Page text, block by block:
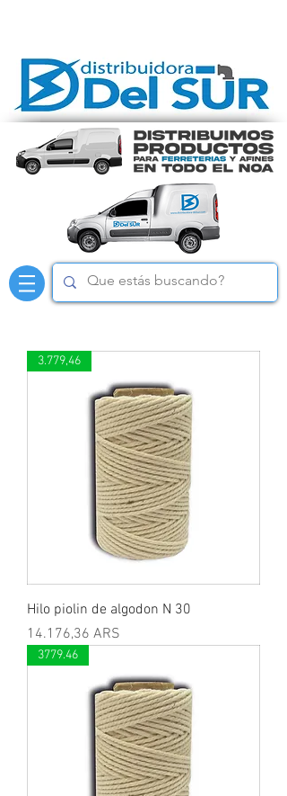
3.779,46
Hilo piolin de algodon N 30
Preis
14.176,36 ARS
3779.46